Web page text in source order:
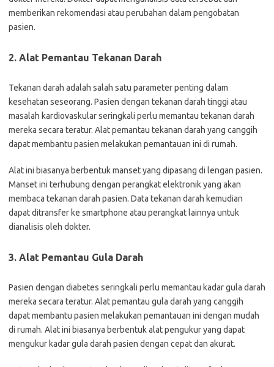
memberikan rekomendasi atau perubahan dalam pengobatan
pasien.
2. Alat Pemantau Tekanan Darah
Tekanan darah adalah salah satu parameter penting dalam
kesehatan seseorang. Pasien dengan tekanan darah tinggi atau
masalah kardiovaskular seringkali perlu memantau tekanan darah
mereka secara teratur. Alat pemantau tekanan darah yang canggih
dapat membantu pasien melakukan pemantauan ini di rumah.
Alat ini biasanya berbentuk manset yang dipasang di lengan pasien.
Manset ini terhubung dengan perangkat elektronik yang akan
membaca tekanan darah pasien. Data tekanan darah kemudian
dapat ditransfer ke smartphone atau perangkat lainnya untuk
dianalisis oleh dokter.
3. Alat Pemantau Gula Darah
Pasien dengan diabetes seringkali perlu memantau kadar gula darah
mereka secara teratur. Alat pemantau gula darah yang canggih
dapat membantu pasien melakukan pemantauan ini dengan mudah
di rumah. Alat ini biasanya berbentuk alat pengukur yang dapat
mengukur kadar gula darah pasien dengan cepat dan akurat.